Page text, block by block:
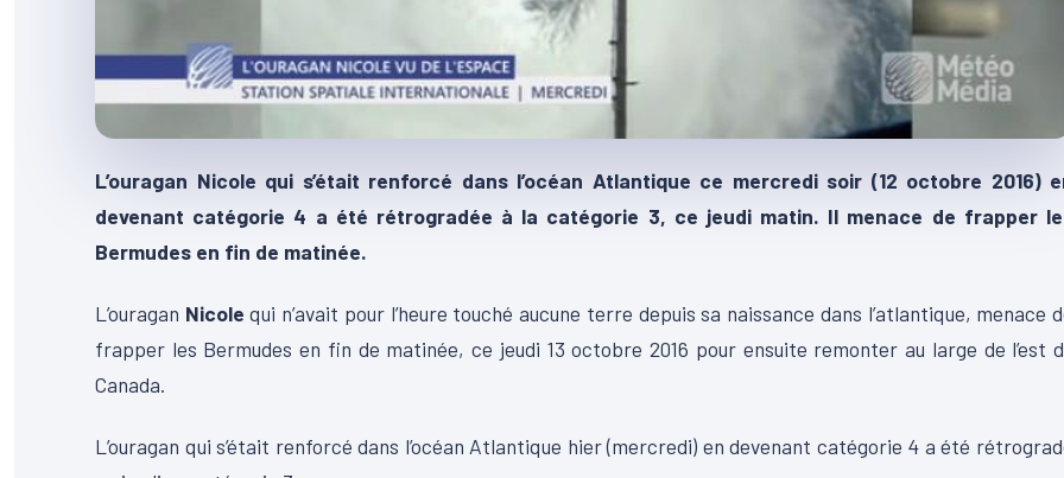
L’ouragan Nicole qui s’était renforcé dans l’océan Atlantique ce mercredi soir (12 octobre 2016)
devenant catégorie 4 a été rétrogradée à la catégorie 3, ce jeudi matin. Il menace de frapper
Bermudes en fin de matinée.
L’ouragan Nicole qui n’avait pour l’heure touché aucune terre depuis sa naissance dans l’atlantique, menace
frapper les Bermudes en fin de matinée, ce jeudi 13 octobre 2016 pour ensuite remonter au large de l’est
Canada.
L’ouragan qui s’était renforcé dans l’océan Atlantique hier (mercredi) en devenant catégorie 4 a été